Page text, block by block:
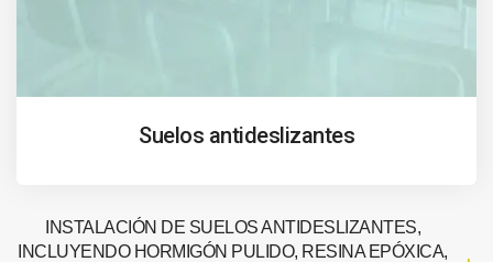
Suelos antideslizantes
INSTALACIÓN DE SUELOS ANTIDESLIZANTES,
INCLUYENDO HORMIGÓN PULIDO, RESINA EPÓXICA,